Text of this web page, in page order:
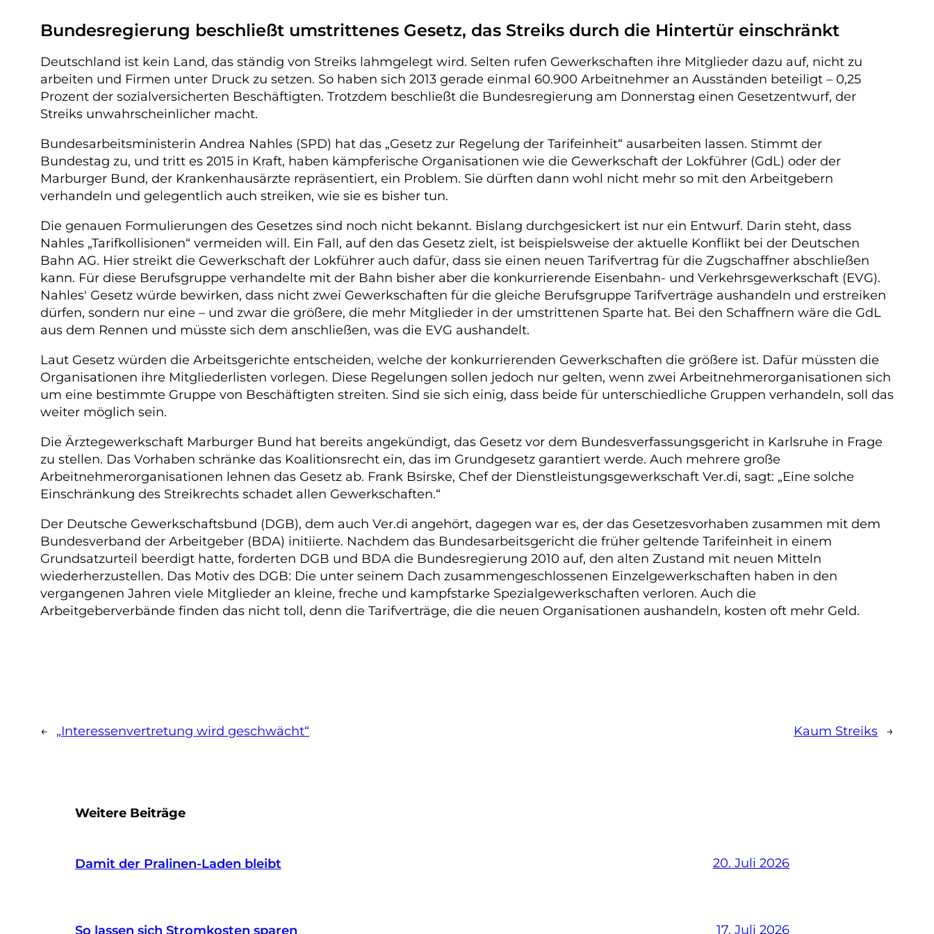
Bundesregierung beschließt umstrittenes Gesetz, das Streiks durch die Hintertür einschränkt
Deutschland ist kein Land, das ständig von Streiks lahmgelegt wird. Selten rufen Gewerkschaften ihre Mitglieder dazu auf, nicht zu
arbeiten und Firmen unter Druck zu setzen. So haben sich 2013 gerade einmal 60.900 Arbeitnehmer an Ausständen beteiligt – 0,25
Prozent der sozialversicherten Beschäftigten. Trotzdem beschließt die Bundesregierung am Donnerstag einen Gesetzentwurf, der
Streiks unwahrscheinlicher macht.
Bundesarbeitsministerin Andrea Nahles (SPD) hat das „Gesetz zur Regelung der Tarifeinheit“ ausarbeiten lassen. Stimmt der
Bundestag zu, und tritt es 2015 in Kraft, haben kämpferische Organisationen wie die Gewerkschaft der Lokführer (GdL) oder der
Marburger Bund, der Krankenhausärzte repräsentiert, ein Problem. Sie dürften dann wohl nicht mehr so mit den Arbeitgebern
verhandeln und gelegentlich auch streiken, wie sie es bisher tun.
Die genauen Formulierungen des Gesetzes sind noch nicht bekannt. Bislang durchgesickert ist nur ein Entwurf. Darin steht, dass
Nahles „Tarifkollisionen“ vermeiden will. Ein Fall, auf den das Gesetz zielt, ist beispielsweise der aktuelle Konflikt bei der Deutschen
Bahn AG. Hier streikt die Gewerkschaft der Lokführer auch dafür, dass sie einen neuen Tarifvertrag für die Zugschaffner abschließen
kann. Für diese Berufsgruppe verhandelte mit der Bahn bisher aber die konkurrierende Eisenbahn- und Verkehrsgewerkschaft (EVG).
Nahles' Gesetz würde bewirken, dass nicht zwei Gewerkschaften für die gleiche Berufsgruppe Tarifverträge aushandeln und erstreiken
dürfen, sondern nur eine – und zwar die größere, die mehr Mitglieder in der umstrittenen Sparte hat. Bei den Schaffnern wäre die GdL
aus dem Rennen und müsste sich dem anschließen, was die EVG aushandelt.
Laut Gesetz würden die Arbeitsgerichte entscheiden, welche der konkurrierenden Gewerkschaften die größere ist. Dafür müssten die
Organisationen ihre Mitgliederlisten vorlegen. Diese Regelungen sollen jedoch nur gelten, wenn zwei Arbeitnehmerorganisationen sich
um eine bestimmte Gruppe von Beschäftigten streiten. Sind sie sich einig, dass beide für unterschiedliche Gruppen verhandeln, soll das
weiter möglich sein.
Die Ärztegewerkschaft Marburger Bund hat bereits angekündigt, das Gesetz vor dem Bundesverfassungsgericht in Karlsruhe in Frage
zu stellen. Das Vorhaben schränke das Koalitionsrecht ein, das im Grundgesetz garantiert werde. Auch mehrere große
Arbeitnehmerorganisationen lehnen das Gesetz ab. Frank Bsirske, Chef der Dienstleistungsgewerkschaft Ver.di, sagt: „Eine solche
Einschränkung des Streikrechts schadet allen Gewerkschaften.“
Der Deutsche Gewerkschaftsbund (DGB), dem auch Ver.di angehört, dagegen war es, der das Gesetzesvorhaben zusammen mit dem
Bundesverband der Arbeitgeber (BDA) initiierte. Nachdem das Bundesarbeitsgericht die früher geltende Tarifeinheit in einem
Grundsatzurteil beerdigt hatte, forderten DGB und BDA die Bundesregierung 2010 auf, den alten Zustand mit neuen Mitteln
wiederherzustellen. Das Motiv des DGB: Die unter seinem Dach zusammengeschlossenen Einzelgewerkschaften haben in den
vergangenen Jahren viele Mitglieder an kleine, freche und kampfstarke Spezialgewerkschaften verloren. Auch die
Arbeitgeberverbände finden das nicht toll, denn die Tarifverträge, die die neuen Organisationen aushandeln, kosten oft mehr Geld.
← „Interessenvertretung wird geschwächt“ Kaum Streiks →
Weitere Beiträge
Damit der Pralinen-Laden bleibt 20. Juli 2026
So lassen sich Stromkosten sparen 17. Juli 2026